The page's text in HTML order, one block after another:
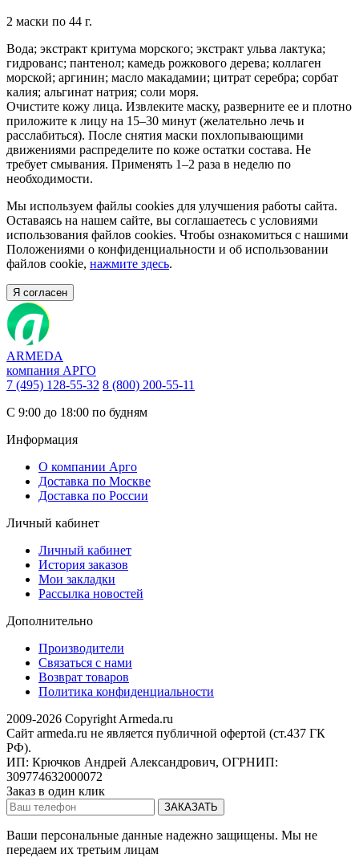
2 маски по 44 г.
Вода; экстракт критума морского; экстракт ульва лактука;
гидрованс; пантенол; камедь рожкового дерева; коллаген
морской; аргинин; масло макадамии; цитрат серебра; сорбат
калия; альгинат натрия; соли моря.
Очистите кожу лица. Извлеките маску, разверните ее и плотно
приложите к лицу на 15–30 минут (желательно лечь и
расслабиться). После снятия маски похлопывающими
движениями распределите по коже остатки состава. Не
требует смывания. Применять 1–2 раза в неделю по
необходимости.
Мы используем файлы cookies для улучшения работы сайта.
Оставаясь на нашем сайте, вы соглашаетесь с условиями
использования файлов cookies. Чтобы ознакомиться с нашими
Положениями о конфиденциальности и об использовании
файлов cookie, нажмите здесь.
Я согласен
ARMEDA
компания АРГО
7 (495) 128-55-32 8 (800) 200-55-11
С 9:00 до 18:00 по будням
Информация
О компании Арго
Доставка по Москве
Доставка по России
Личный кабинет
Личный кабинет
История заказов
Мои закладки
Рассылка новостей
Дополнительно
Производители
Связаться с нами
Возврат товаров
Политика конфиденциальности
2009-2026 Copyright Armeda.ru
Сайт armeda.ru не является публичной офертой (ст.437 ГК
РФ).
ИП: Крючков Андрей Александрович, ОГРНИП:
309774632000072
Заказ в один клик
Ваши персональные данные надежно защищены. Мы не
передаем их третьим лицам